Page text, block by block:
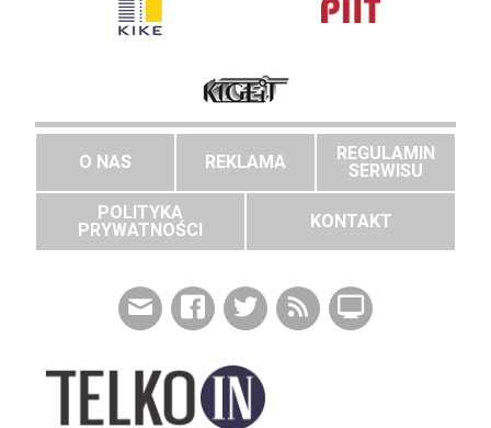
O NAS REKLAMA
REGULAMIN
SERWISU
POLITYKA
PRYWATNOŚCI
KONTAKT